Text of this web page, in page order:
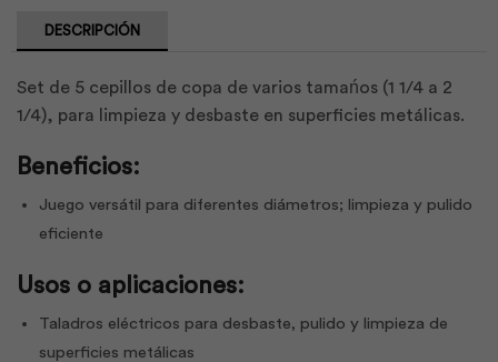
DESCRIPCIÓN
Set de 5 cepillos de copa de varios tamańos (1 1/4 a 2
1/4), para limpieza y desbaste en superficies metálicas.
Beneficios:
Juego versátil para diferentes diámetros; limpieza y pulido
eficiente
Usos o aplicaciones:
Taladros eléctricos para desbaste, pulido y limpieza de
superficies metálicas